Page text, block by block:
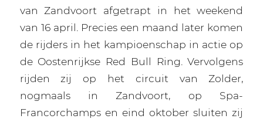
van Zandvoort afgetrapt in het weekend
van 16 april. Precies een maand later komen
de rijders in het kampioenschap in actie op
de Oostenrijkse Red Bull Ring. Vervolgens
rijden zij op het circuit van Zolder,
nogmaals in Zandvoort, op Spa-
Francorchamps en eind oktober sluiten zij